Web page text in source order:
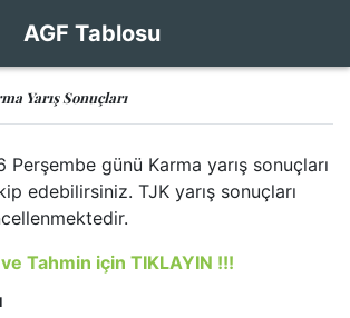
AGF Tablosu
Yarış Sonuçları
Perşembe günü Karma yarış sonuçları
edebilirsiniz. TJK yarış sonuçları
ve Tahmin için TIKLAYIN !!!